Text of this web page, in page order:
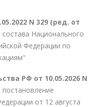
N 329 (ред. от
Национального
Федерации по
РФ от 10.05.2026 N
от 12 августа